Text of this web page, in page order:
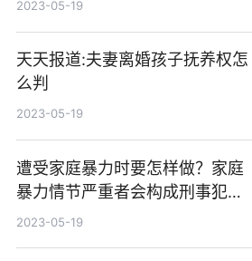
2023-05-19
天天报道:夫妻离婚孩子抚养权怎
么判
2023-05-19
遭受家庭暴力时要怎样做？家庭
暴力情节严重者会构成刑事犯罪
吗？家庭暴力刑事责任有哪些？
2023-05-19